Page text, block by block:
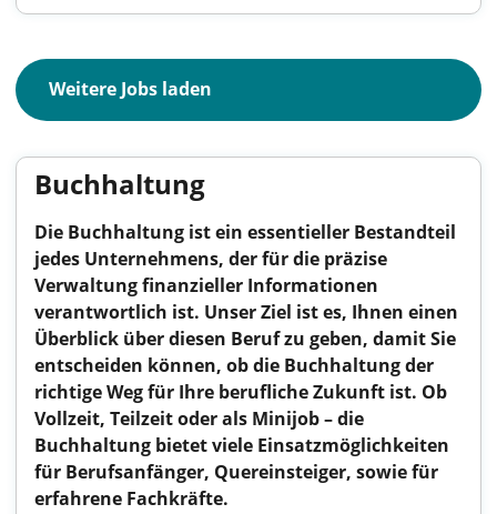
Weitere Jobs laden
Buchhaltung
Die Buchhaltung ist ein essentieller Bestandteil
jedes Unternehmens, der für die präzise
Verwaltung finanzieller Informationen
verantwortlich ist. Unser Ziel ist es, Ihnen einen
Überblick über diesen Beruf zu geben, damit Sie
entscheiden können, ob die Buchhaltung der
richtige Weg für Ihre berufliche Zukunft ist. Ob
Vollzeit, Teilzeit oder als Minijob – die
Buchhaltung bietet viele Einsatzmöglichkeiten
für Berufsanfänger, Quereinsteiger, sowie für
erfahrene Fachkräfte.